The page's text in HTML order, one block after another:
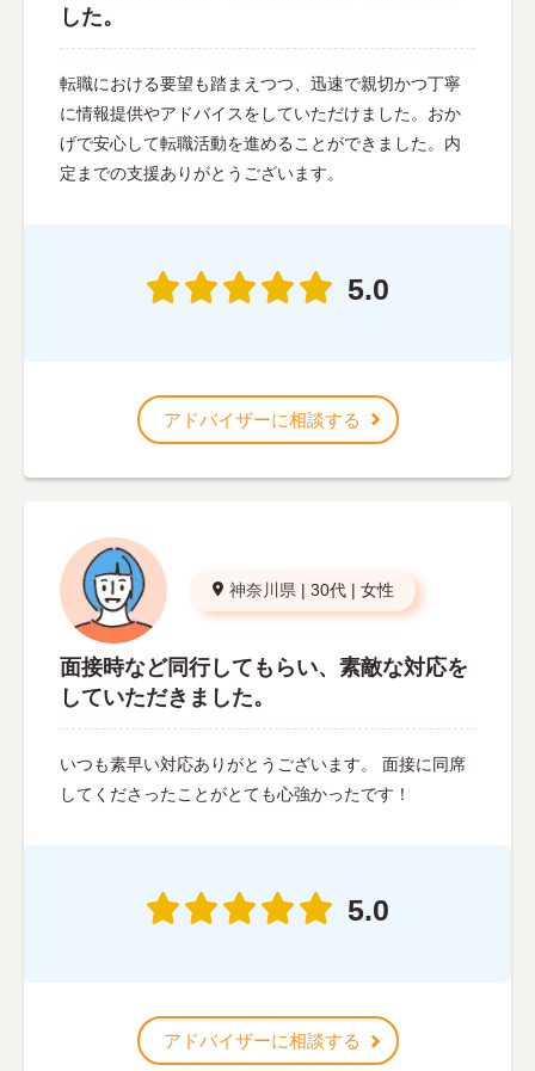
した。
転職における要望も踏まえつつ、迅速で親切かつ丁寧
に情報提供やアドバイスをしていただけました。おか
げで安心して転職活動を進めることができました。内
定までの支援ありがとうございます。
5.0
アドバイザーに相談する
神奈川県 | 30代 | 女性
面接時など同行してもらい、素敵な対応を
していただきました。
いつも素早い対応ありがとうございます。 面接に同席
してくださったことがとても心強かったです！
5.0
アドバイザーに相談する